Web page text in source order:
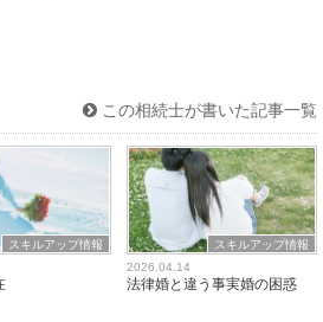
この相続士が書いた記事一覧
スキルアップ情報
スキルアップ情報
2026.04.14
法律婚と違う事実婚の困惑